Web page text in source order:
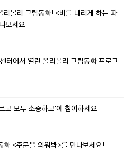
리볼리 그림동화! <비를 내리게 하는 파
보세요
터에서 열린 올리볼리 그림동화 프로그
고 모두 소중하고'에 참여하세요.
화 <주문을 외워봐>를 만나보세요!